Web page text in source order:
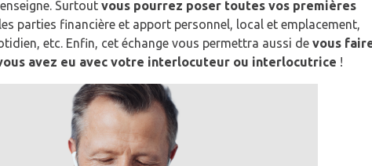
Surtout vous pourrez poser toutes vos premières
parties financière et apport personnel, local et emplacement,
etc. Enfin, cet échange vous permettra aussi de vous
avez eu avec votre interlocuteur ou interlocutrice !